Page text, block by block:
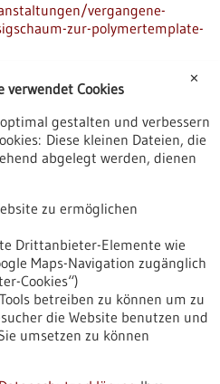
vergangene-
zur-polymertemplate-
BW
veranstaltungen/6-
✕
verwendet Cookies
gestalten und verbessern
Diese kleinen Dateien, die
abgelegt werden, dienen
zu ermöglichen
Drittanbieter-Elemente wie
Maps-Navigation zugänglich
Cookies“)
betreiben zu können um zu
die Website benutzen und
umsetzen zu können